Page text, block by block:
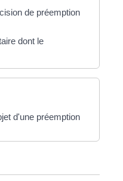
de préemption
dont le
d'une préemption